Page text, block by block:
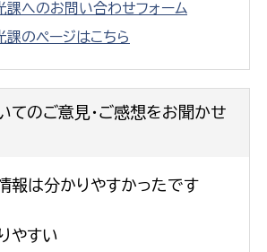
課へのお問い合わせフォーム
課のページはこちら
てのご意見・ご感想をお聞かせ
報は分かりやすかったです
やすい